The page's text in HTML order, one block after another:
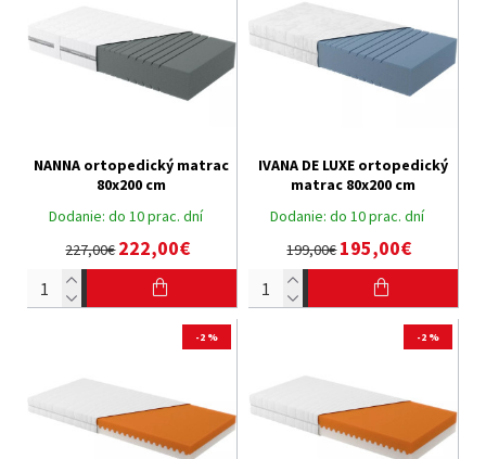
Dodanie: do 10 prac. dní
NANNA ortopedický matrac
80x200 cm
227,00€222,00€
Dodanie: do 10 prac. dní
IVANA DE LUXE ortopedický
matrac 80x200 cm
199,00€195,00€
-2 % -2 %